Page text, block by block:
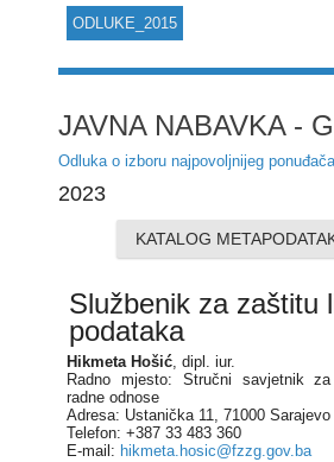
ODLUKE_2015
JAVNA NABAVKA -
Odluka o izboru najpovoljnijeg
2023
KATALOG
Službenik za zaštitu
podataka
Hikmeta Hošić, dipl. iur.
Radno mjesto: Stručni savjetnik
radne odnose
Adresa: Ustanička 11, 71000 Sarajevo
Telefon: +387 33 483 360
E-mail: hikmeta.hosic@fzzg.gov.ba